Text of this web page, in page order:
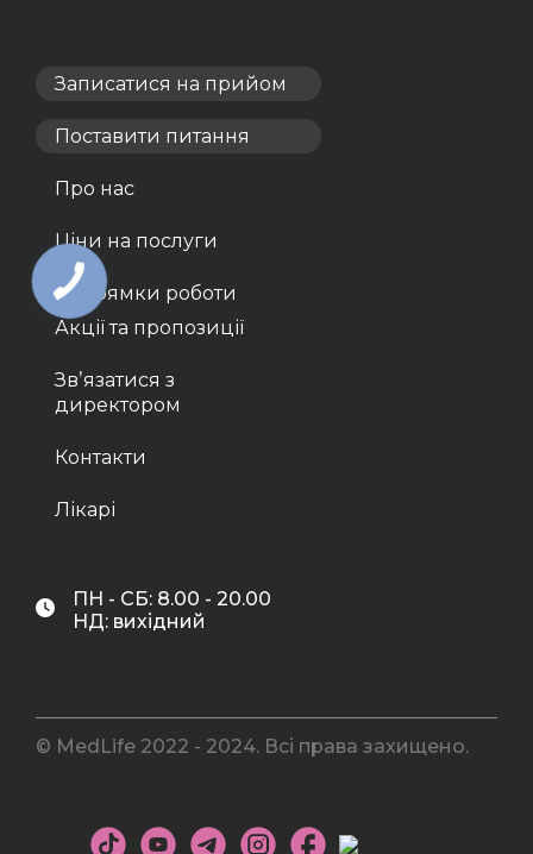
Записатися на прийом
Поставити питання
Про нас
Ціни на послуги
Напрямки роботи
Акції та пропозиції
Звʼязатися з
директором
Контакти
Лікарі
ПН - СБ: 8.00 - 20.00
НД: вихідний
© MedLife 2022 - 2024. Всі права захищено.